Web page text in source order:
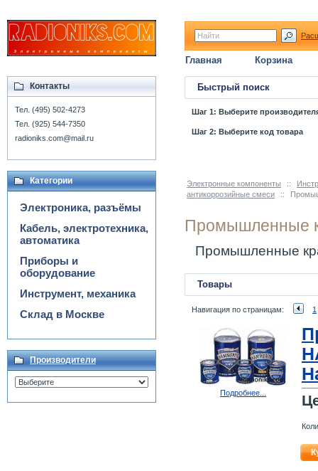
Быстрый поиск
Шаг 1: Выберите
Шаг 2: Выберите код товара
Электронные компоненты ::
антикоррозийные смеси
::
Промышленные
Промышленные
Товары
Навигация по страницам: 1
Подробнее...
Контакты
Тел. (495) 502-4273
Тел. (925) 544-7350
radioniks.com@mail.ru
Категории
Электроника, разъёмы
Кабель, электротехника,
автоматика
Приборы и
оборудование
Инструмент, механика
Склад в Москве
Производители
Главная Корзина